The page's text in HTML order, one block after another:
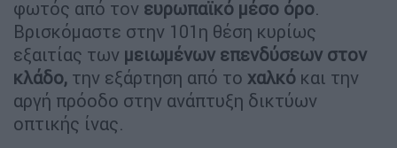
φωτός από τον ευρωπαϊκό μέσο όρο.
Βρισκόμαστε στην 101η θέση κυρίως
εξαιτίας των μειωμένων επενδύσεων στον
κλάδο, την εξάρτηση από το χαλκό και την
αργή πρόοδο στην ανάπτυξη δικτύων
οπτικής ίνας.